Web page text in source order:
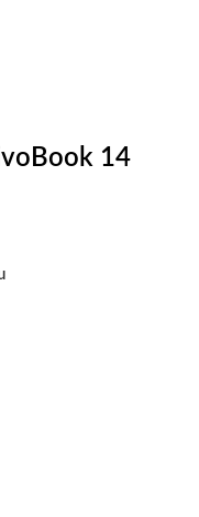
14